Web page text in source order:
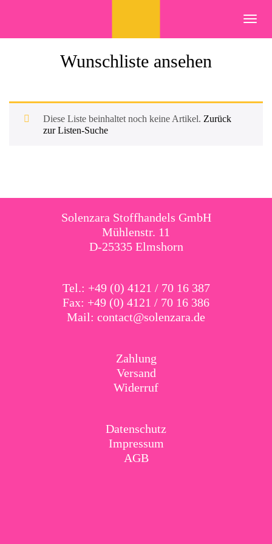
Wunschliste ansehen
Diese Liste beinhaltet noch keine Artikel. Zurück
zur Listen-Suche
Solenzara Stoffhandels GmbH
Mühlenstr. 11
D-25335 Elmshorn
Tel.: +49 (0) 4121 / 70 16 387
Fax: +49 (0) 4121 / 70 16 386
Mail: contact@solenzara.de
Zahlung
Versand
Widerruf
Datenschutz
Impressum
AGB